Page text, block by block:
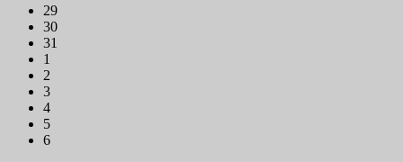
29
30
31
1
2
3
4
5
6